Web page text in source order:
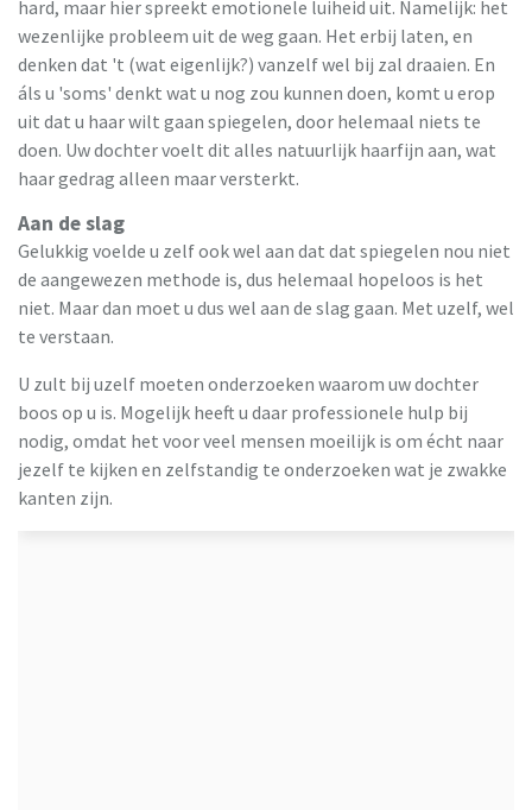
hard, maar hier spreekt emotionele luiheid uit. Namelijk: het
wezenlijke probleem uit de weg gaan. Het erbij laten, en
denken dat 't (wat eigenlijk?) vanzelf wel bij zal draaien. En
áls u 'soms' denkt wat u nog zou kunnen doen, komt u erop
uit dat u haar wilt gaan spiegelen, door helemaal niets te
doen. Uw dochter voelt dit alles natuurlijk haarfijn aan, wat
haar gedrag alleen maar versterkt.
Aan de slag
Gelukkig voelde u zelf ook wel aan dat dat spiegelen nou niet
de aangewezen methode is, dus helemaal hopeloos is het
niet. Maar dan moet u dus wel aan de slag gaan. Met uzelf, wel
te verstaan.
U zult bij uzelf moeten onderzoeken waarom uw dochter
boos op u is. Mogelijk heeft u daar professionele hulp bij
nodig, omdat het voor veel mensen moeilijk is om écht naar
jezelf te kijken en zelfstandig te onderzoeken wat je zwakke
kanten zijn.